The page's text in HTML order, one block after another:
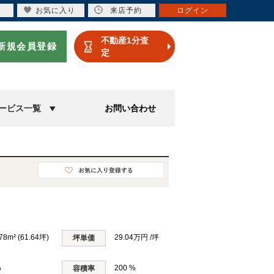
規会員登録
不動産1分査
定
ビス一覧 お問い合わせ
(61.64坪) 坪単価 29.04万円 /坪
容積率 200 %
お気に入り 来店予約 ログイン